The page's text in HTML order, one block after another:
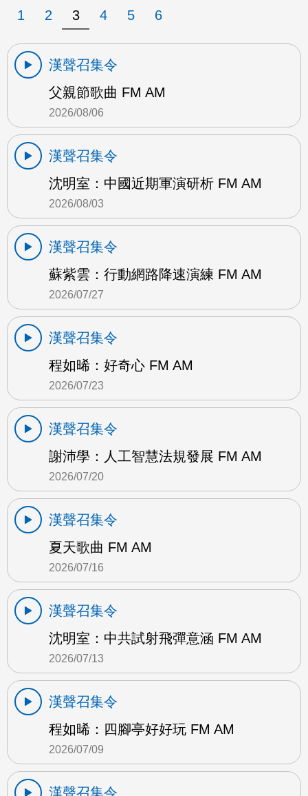
1 2 3 4 5 6
漢聲召集令
父親節歌曲 FM AM
2026/08/06
漢聲召集令
沈明室：中國近期軍演研析 FM AM
2026/08/03
漢聲召集令
蘇紫雲：行動網路降速演練 FM AM
2026/07/27
漢聲召集令
程如晞：好奇心 FM AM
2026/07/23
漢聲召集令
謝沛學：人工智慧法規發展 FM AM
2026/07/20
漢聲召集令
夏天歌曲 FM AM
2026/07/16
漢聲召集令
沈明室：中共試射飛彈意涵 FM AM
2026/07/13
漢聲召集令
程如晞：四腳亭好好玩 FM AM
2026/07/09
漢聲召集令